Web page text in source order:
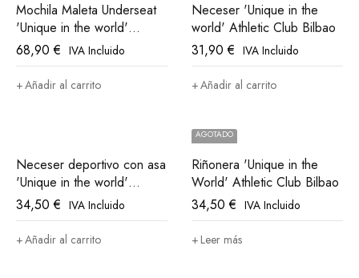
Mochila Maleta Underseat
'Unique in the world'
Athletic Club Bilbao
68,90€ IVA Incluido
Añadir al carrito
Neceser 'Unique in the
world' Athletic Club Bilbao
31,90€ IVA Incluido
Añadir al carrito
Neceser deportivo con asa
'Unique in the world'
Athletic Club Bilbao
34,50€ IVA Incluido
Añadir al carrito
AGOTADO
Riñonera 'Unique in the
World' Athletic Club Bilbao
34,50€ IVA Incluido
Leer más